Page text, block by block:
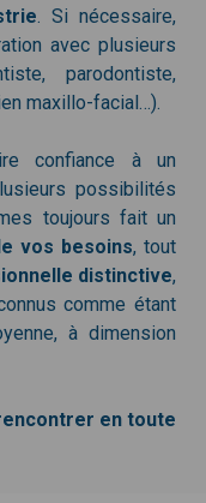
. Si nécessaire,
avec plusieurs
parodontiste,
maxillo-facial…).
confiance à un
possibilités
toujours fait un
vos besoins, tout
distinctive,
comme étant
à dimension
en toute